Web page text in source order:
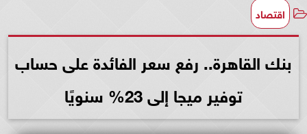
اقتصاد
بنك القاهرة.. رفع سعر الفائدة على حساب
توفير ميجا إلى 23% سنويًا